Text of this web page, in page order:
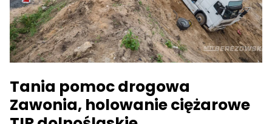
Tania pomoc drogowa
Zawonia, holowanie ciężarowe